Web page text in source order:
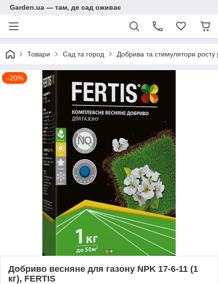
Garden.ua — там, де сад оживає
Товари Сад та город Добрива та стимулятори росту
–20%
Добриво весняне для газону NPK 17-6-11 (1
кг), FERTIS